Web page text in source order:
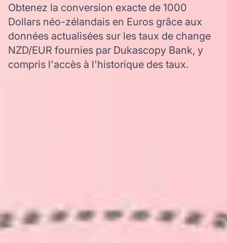
Obtenez la conversion exacte de 1000
Dollars néo-zélandais en Euros grâce aux
données actualisées sur les taux de change
NZD/EUR fournies par Dukascopy Bank, y
compris l'accès à l'historique des taux.